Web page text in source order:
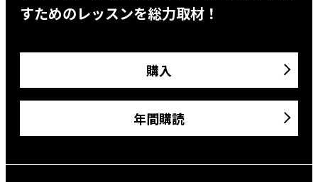
すためのレッスンを総力取材！
購入
年間購読